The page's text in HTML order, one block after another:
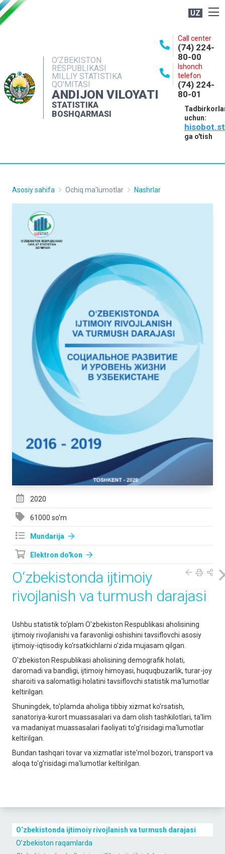
UZ
O'ZBEKISTON
RESPUBLIKASI
MILLIY STATISTIKA
QO'MITASI
ANDIJON VILOYATI
STATISTIKA
BOSHQARMASI
Call center
(74) 224-
80-00
Ishonch
telefon
(74) 224-
80-01
uchun:
ga o'tish
NASHRLAR
INTERAKTIV XIZMATLAR
MATBUOT XIZMATI
MUROJAATLAR
O‘zbekistondа ijtimoiy rivojlаnish vа turmush dаrаjаsi
O’zbekiston raqamlarda
Asosiy sahifa Ochiq ma'lumotlar Nashrlar
2020
61000 so'm
Mundarija
Elektron do'kon
O‘zbekistondа ijtimoiy
rivojlаnish vа turmush dаrаjаsi
Ushbu statistik to‘plаm O'zbekiston Respublikasi aholisining
ijtimoiy rivojlanishi va faravonligi oshishini tavsiflovchi asosiy
ijtimoiy-iqtisodiy ko'rsatkichlarni o’zida mujasam qilgan.
O'zbekiston Respublikasi aholisining demografik holati,
daromadi va bandligi, ijtimoiy himoyasi, huquqbuzarlik, turar-joy
sharoiti va salomatligi holatini tavsiflovchi statistik ma'lumotlar
keltirilgan.
Shuningdek, to'plamda aholiga tibbiy xizmat ko'rsatish,
sanatoriya-kurort muassasalari va dam olish tashkilotlari, ta'lim
va madaniyat muassasalari faoliyati to'g’risidagi ma'lumotlar
keltirilgan.
Bundan tashqari tovar va xizmatlar iste'mol bozori, transport va
aloqa to'g’risidagi ma'lumotlar keltirilgan.